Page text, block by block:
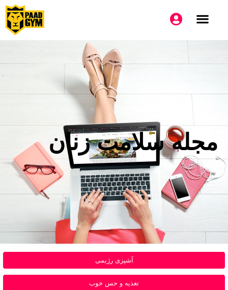
مجله سلامت زنان
آشپزی رژیمی
تغذیه و حس خوب